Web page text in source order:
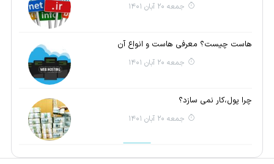
جمعه 20 آبان 1401
هاست چیست؟ معرفی هاست و انواع آن
جمعه 20 آبان 1401
چرا پول،کار نمی سازد؟
جمعه 20 آبان 1401